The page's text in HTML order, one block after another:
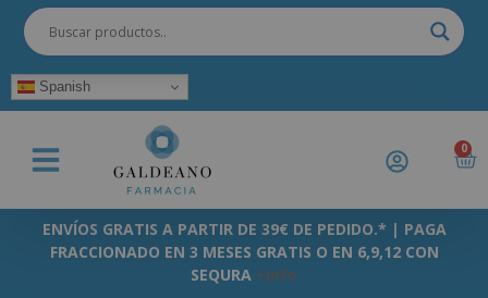
Spanish
0
ENVÍOS GRATIS A PARTIR DE 39€ DE PEDIDO.* | PAGA
FRACCIONADO EN 3 MESES GRATIS O EN 6,9,12 CON
SEQURA +info